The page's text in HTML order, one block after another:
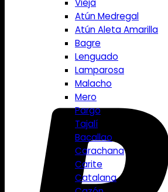
Vieja
Atún Medregal
Atún Aleta Amarilla
Bagre
Lenguado
Lamparosa
Malacho
Mero
Pargo
Tajalí
Bacallao
Carachana
Carite
Catalana